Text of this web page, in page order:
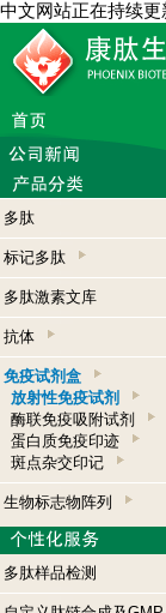
中文网站正在持续
多肽
标记多肽
多肽激素文库
抗体
免疫试剂盒
放射性免疫试剂
酶联免疫吸附试剂
蛋白质免疫印迹
斑点杂交印记
生物标志物阵列
多肽样品检测